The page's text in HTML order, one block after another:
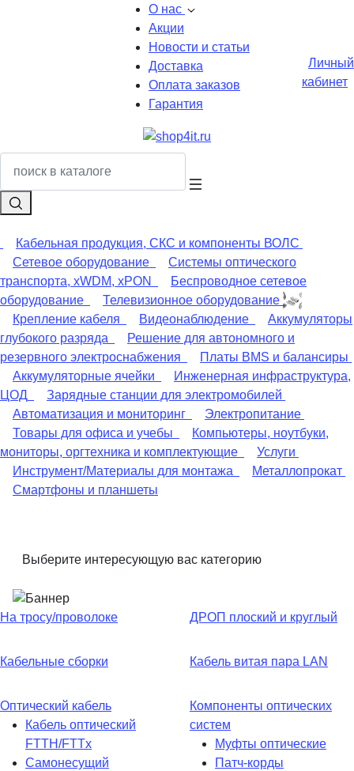
О нас
Акции
Новости и статьи
Доставка
Оплата заказов
Гарантия
Личный
кабинет
Кабельная продукция, СКС и компоненты ВОЛС
Сетевое оборудование
Системы оптического
транспорта, xWDM, xPON
Беспроводное сетевое
оборудование
Телевизионное оборудование
Крепление кабеля
Видеонаблюдение
Аккумуляторы
глубокого разряда
Решение для автономного и
резервного электроснабжения
Платы BMS и балансиры
Аккумуляторные ячейки
Инженерная инфраструктура,
ЦОД
Зарядные станции для электромобилей
Автоматизация и мониторинг
Электропитание
Товары для офиса и учебы
Компьютеры, ноутбуки,
мониторы, оргтехника и комплектующие
Услуги
Инструмент/Материалы для монтажа
Металлопрокат
Смартфоны и планшеты
Выберите интересующую вас категорию
На тросу/проволоке ДРОП плоский и круглый
Кабельные сборки Кабель витая пара LAN
Оптический кабель
Кабель оптический
FTTH/FTTx
Самонесущий
Компоненты оптических
систем
Муфты оптические
Патч-корды